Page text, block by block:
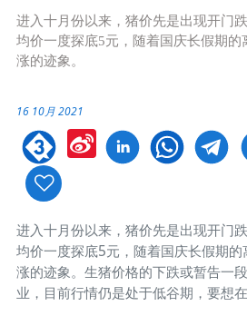
进入十月份以来，猪价先是出现开门
均价一度探底5元，随着国庆长假期的
涨的迹象。
16 10月 2021
Sina
Weibo
进入十月份以来，猪价先是出现开门
均价一度探底5元，随着国庆长假期
涨的迹象。生猪价格的下跌或暂告一
业，目前行情仍是处于低谷期，要想